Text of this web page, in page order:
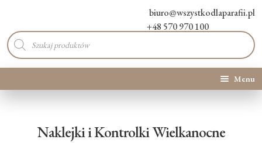
biuro@wszystkodlaparafii.pl
+48 570 970 100
Wyszukiwarka
produktów
Menu
Promocje
Naklejki i Kontrolki Wielkanocne